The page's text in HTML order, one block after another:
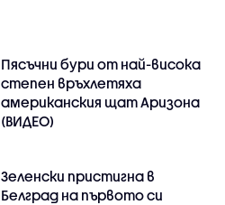
Пясъчни бури от най-висока
степен връхлетяха
американския щат Аризона
(ВИДЕО)
Зеленски пристигна в
Белград на първото си